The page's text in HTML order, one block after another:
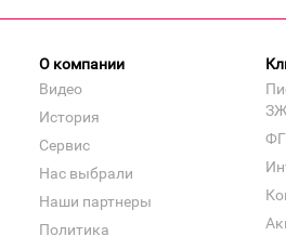
О компании
Видео
История
Сервис
Нас выбрали
Наши партнеры
Политика